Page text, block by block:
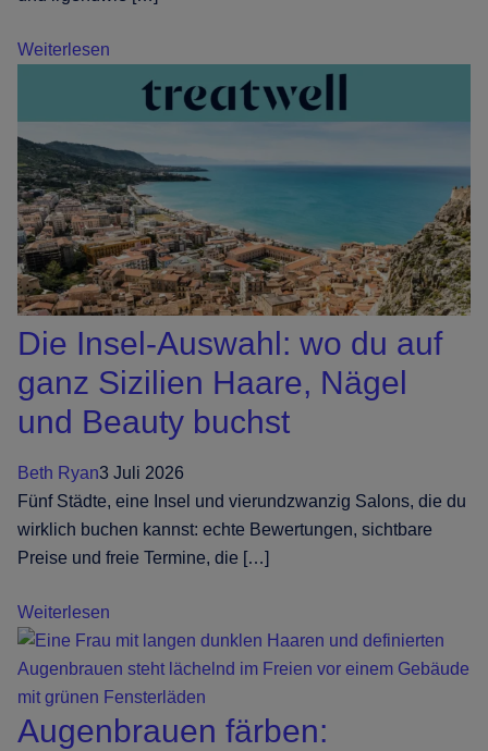
Weiterlesen
wieder
total
angesagt
(mal
wieder)
Die Insel-Auswahl: wo du auf
ganz Sizilien Haare, Nägel
und Beauty buchst
Beth Ryan3 Juli 2026
Fünf Städte, eine Insel und vierundzwanzig Salons, die du
wirklich buchen kannst: echte Bewertungen, sichtbare
Preise und freie Termine, die […]
Weiterlesen
Insel-
Auswahl:
wo
du
Augenbrauen färben: